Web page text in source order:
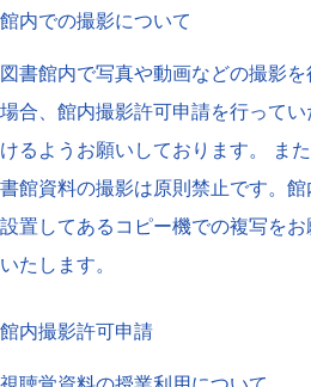
館内での撮影について
図書館内で写真や動画などの撮影を
場合、館内撮影許可申請を行ってい
けるようお願いしております。 ま
書館資料の撮影は原則禁止です。館
設置してあるコピー機での複写をお
いたします。
館内撮影許可申請